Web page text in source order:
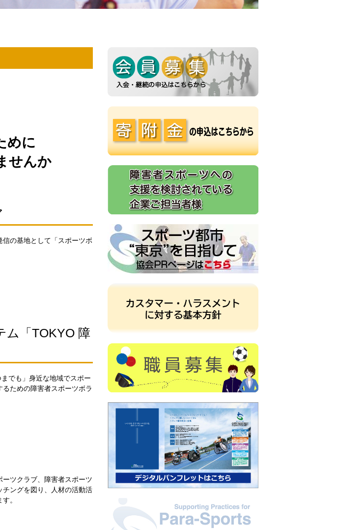
めに
せんか
の基地として「スポーツボ
ム「TOKYO 障
でも」身近な地域でスポー
ための障害者スポーツボラ
ツクラブ、障害者スポーツ
ングを図り、人材の活動活
。